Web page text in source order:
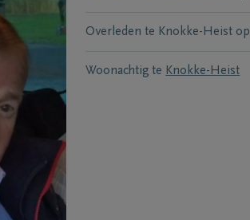
Overleden te Knokke-Heist op
Woonachtig te Knokke-Heist